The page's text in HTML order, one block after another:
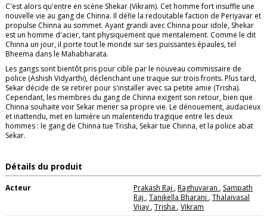
C'est alors qu'entre en scène Shekar (Vikram). Cet homme fort insuffle une
nouvelle vie au gang de Chinna. Il défie la redoutable faction de Periyavar et
propulse Chinna au sommet. Ayant grandi avec Chinna pour idole, Shekar
est un homme d'acier, tant physiquement que mentalement. Comme le dit
Chinna un jour, il porte tout le monde sur ses puissantes épaules, tel
Bheema dans le Mahabharata.
Les gangs sont bientôt pris pour cible par le nouveau commissaire de
police (Ashish Vidyarthi), déclenchant une traque sur trois fronts. Plus tard,
Sekar décide de se retirer pour s'installer avec sa petite amie (Trisha).
Cependant, les membres du gang de Chinna exigent son retour, bien que
Chinna souhaite voir Sekar mener sa propre vie. Le dénouement, audacieux
et inattendu, met en lumière un malentendu tragique entre les deux
hommes : le gang de Chinna tue Trisha, Sekar tue Chinna, et la police abat
Sekar.
Détails du produit
Acteur Prakash Raj ,Raghuvaran , Sampath
Raj ,Tanikella Bharani ,Thalaivasal
Vijay ,Trisha ,Vikram